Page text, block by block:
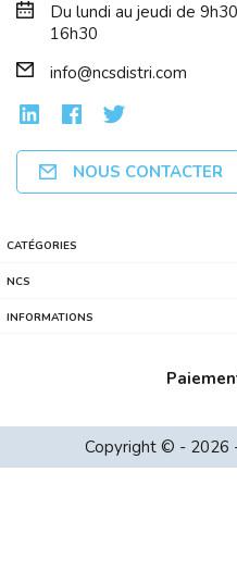
Boitier COOLER MB600 RGB
Du lundi au jeudi de
16h30
info@ncsdistri.com
NOUS CONTACTER
CATÉGORIES
NCS
INFORMATIONS
Copyright © - 2026